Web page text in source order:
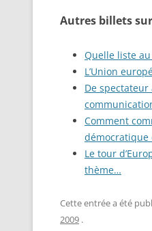
Autres billets
Quelle liste
L’Union
De
Comment
démocratique
Le tour
thème…
Cette entrée a été
2009 .